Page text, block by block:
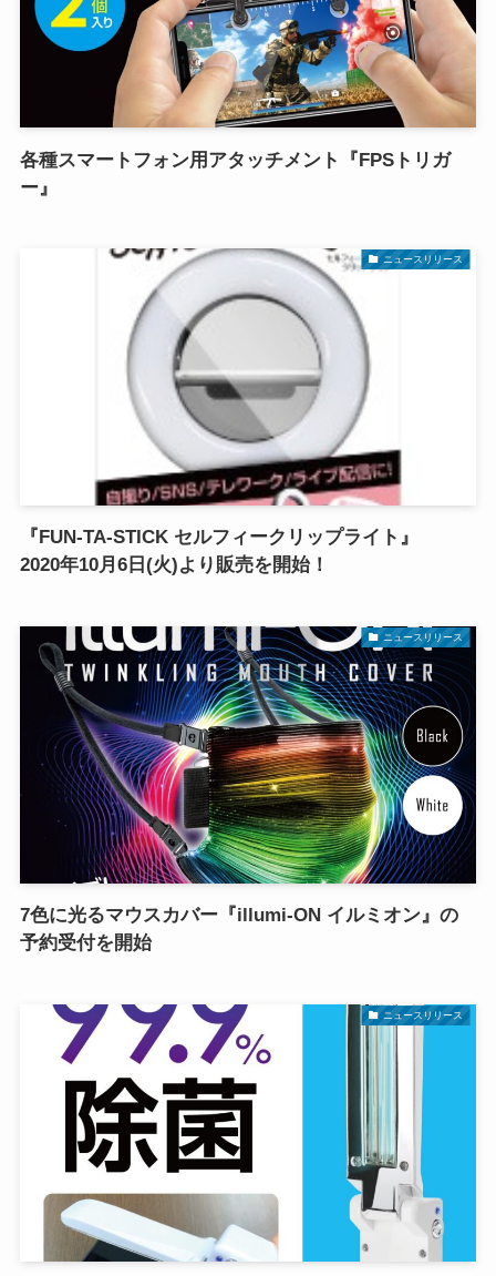
各種スマートフォン用アタッチメント『FPSトリガ
ー』
ニュースリリース
『FUN-TA-STICK セルフィークリップライト』
2020年10月6日(火)より販売を開始！
ニュースリリース
7色に光るマウスカバー『illumi-ON イルミオン』の
予約受付を開始
ニュースリリース